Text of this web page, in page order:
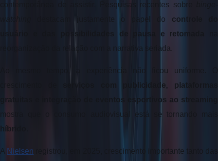
contemporânea de assistir. Pesquisas recentes sobre
watching
destacam justamente o papel do controle do
usuário e das possibilidades de pausa e retomada
reorganização da relação com a narrativa seriada.
Ao mesmo tempo, a experiência não ficou uniforme. O
serviços com publicidade, plataformas
gratuitas e integração de eventos esportivos ao streaming
híbrido
A Nielsen registrou, em 2025, crescimento importante tanto das